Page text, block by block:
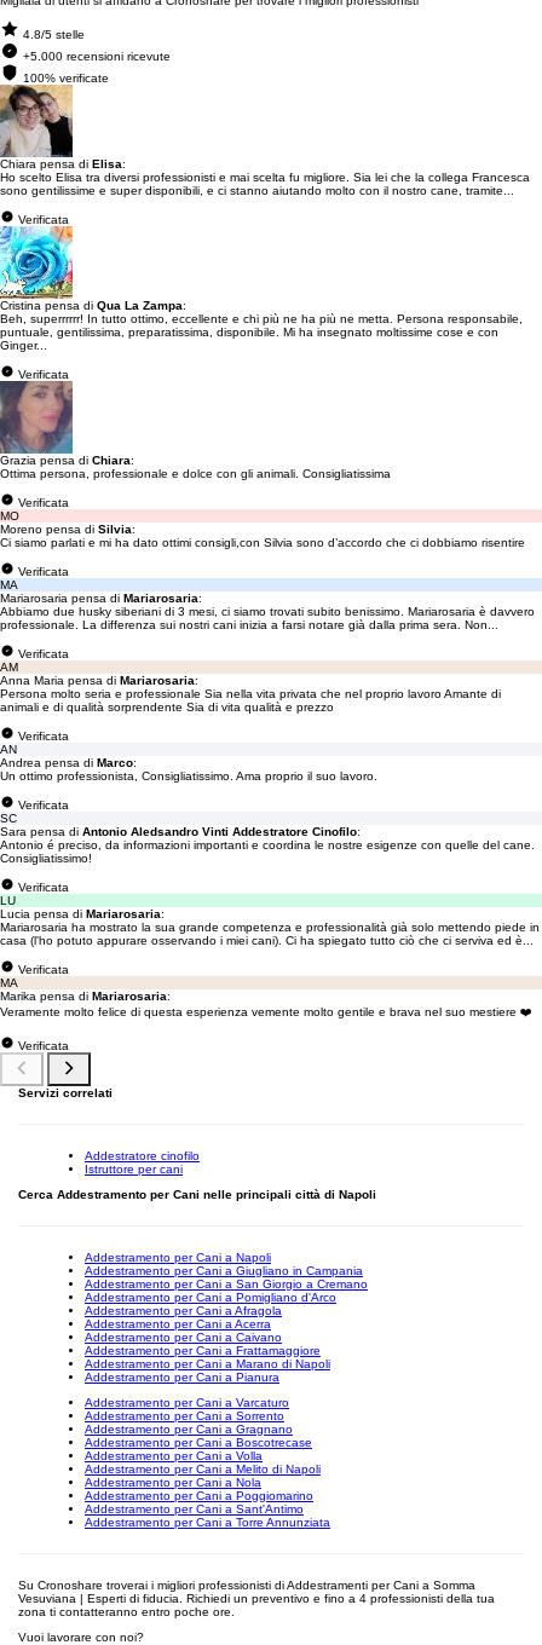
4.8/5 stelle
+5.000 recensioni ricevute
100% verificate
Chiara pensa di Elisa:
Ho scelto Elisa tra diversi professionisti e mai scelta fu migliore. Sia lei che la collega Francesca
sono gentilissime e super disponibili, e ci stanno aiutando molto con il nostro cane, tramite...
Verificata
Cristina pensa di Qua La Zampa:
Beh, superrrrrr! In tutto ottimo, eccellente e chi più ne ha più ne metta. Persona responsabile,
puntuale, gentilissima, preparatissima, disponibile. Mi ha insegnato moltissime cose e con
Ginger...
Verificata
Grazia pensa di Chiara:
Ottima persona, professionale e dolce con gli animali. Consigliatissima
Verificata
MO
Moreno pensa di Silvia:
Ci siamo parlati e mi ha dato ottimi consigli,con Silvia sono d’accordo che ci dobbiamo risentire
Verificata
MA
Mariarosaria pensa di Mariarosaria:
Abbiamo due husky siberiani di 3 mesi, ci siamo trovati subito benissimo. Mariarosaria è davvero
professionale. La differenza sui nostri cani inizia a farsi notare già dalla prima sera. Non...
Verificata
AM
Anna Maria pensa di Mariarosaria:
Persona molto seria e professionale Sia nella vita privata che nel proprio lavoro Amante di
animali e di qualità sorprendente Sia di vita qualità e prezzo
Verificata
AN
Andrea pensa di Marco:
Un ottimo professionista, Consigliatissimo. Ama proprio il suo lavoro.
Verificata
SC
Sara pensa di Antonio Aledsandro Vinti Addestratore Cinofilo:
Antonio é preciso, da informazioni importanti e coordina le nostre esigenze con quelle del cane.
Consigliatissimo!
Verificata
LU
Lucia pensa di Mariarosaria:
Mariarosaria ha mostrato la sua grande competenza e professionalità già solo mettendo piede in
casa (l'ho potuto appurare osservando i miei cani). Ci ha spiegato tutto ciò che ci serviva ed è...
Verificata
MA
Marika pensa di Mariarosaria:
Veramente molto felice di questa esperienza vemente molto gentile e brava nel suo mestiere ❤️
Verificata
Servizi correlati
Addestratore cinofilo
Istruttore per cani
Cerca Addestramento per Cani nelle principali città di Napoli
Addestramento per Cani a Napoli
Addestramento per Cani a Giugliano in Campania
Addestramento per Cani a San Giorgio a Cremano
Addestramento per Cani a Pomigliano d'Arco
Addestramento per Cani a Afragola
Addestramento per Cani a Acerra
Addestramento per Cani a Caivano
Addestramento per Cani a Frattamaggiore
Addestramento per Cani a Marano di Napoli
Addestramento per Cani a Pianura
Addestramento per Cani a Varcaturo
Addestramento per Cani a Sorrento
Addestramento per Cani a Gragnano
Addestramento per Cani a Boscotrecase
Addestramento per Cani a Volla
Addestramento per Cani a Melito di Napoli
Addestramento per Cani a Nola
Addestramento per Cani a Poggiomarino
Addestramento per Cani a Sant'Antimo
Addestramento per Cani a Torre Annunziata
Su Cronoshare troverai i migliori professionisti di Addestramenti per Cani a Somma
Vesuviana | Esperti di fiducia. Richiedi un preventivo e fino a 4 professionisti della tua
zona ti contatteranno entro poche ore.
Vuoi lavorare con noi?